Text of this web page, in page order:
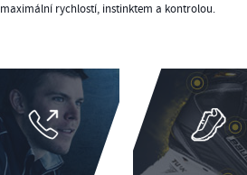
rychlostí, instinktem a kontrolou.